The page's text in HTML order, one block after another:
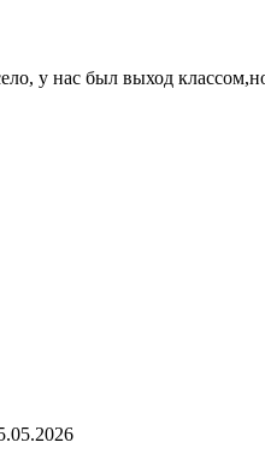
у нас был выход